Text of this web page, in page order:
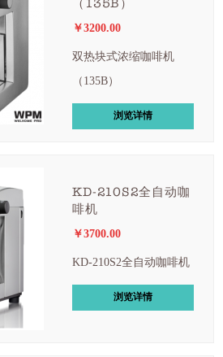
（135B）
￥3200.00
双热块式浓缩咖啡机
（135B）
浏览详情
KD-210S2全自动咖
啡机
￥3700.00
KD-210S2全自动咖啡机
浏览详情